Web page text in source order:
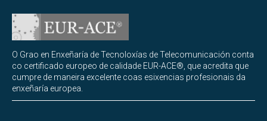
O Grao en Enxeñaría de Tecnoloxías de Telecomunicación conta
co certificado europeo de calidade EUR-ACE®, que acredita que
cumpre de maneira excelente coas esixencias profesionais da
enxeñaría europea.